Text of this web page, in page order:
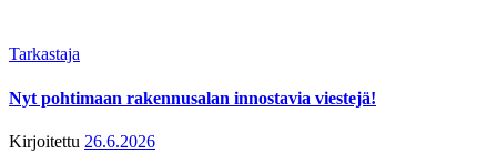
Tarkastaja
Nyt pohtimaan rakennusalan innostavia viestejä!
Kirjoitettu 26.6.2026